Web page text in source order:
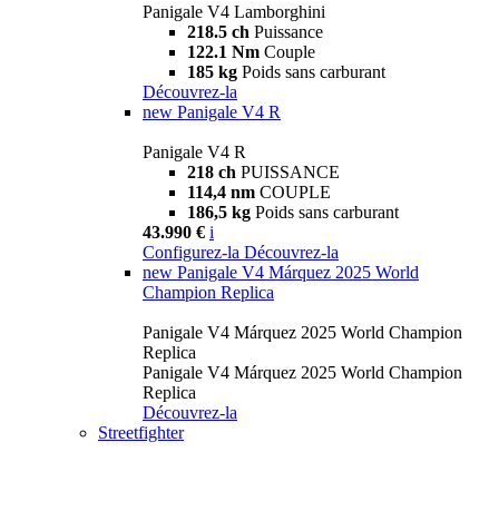
Panigale V4 Lamborghini
218.5 ch Puissance
122.1 Nm Couple
185 kg Poids sans carburant
Découvrez-la
new Panigale V4 R
Panigale V4 R
218 ch PUISSANCE
114,4 nm COUPLE
186,5 kg Poids sans carburant
43.990 € i
Configurez-la Découvrez-la
new Panigale V4 Márquez 2025 World
Champion Replica
Panigale V4 Márquez 2025 World Champion
Replica
Panigale V4 Márquez 2025 World Champion
Replica
Découvrez-la
Streetfighter